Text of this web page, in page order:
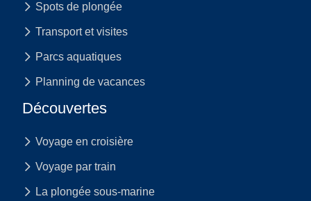
Spots de plongée
Transport et visites
Parcs aquatiques
Planning de vacances
Découvertes
Voyage en croisière
Voyage par train
La plongée sous-marine